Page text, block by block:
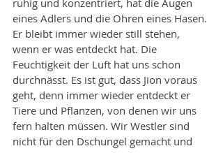
ruhig und konzentriert, hat die Augen
eines Adlers und die Ohren eines Hasen.
Er bleibt immer wieder still stehen,
wenn er was entdeckt hat. Die
Feuchtigkeit der Luft hat uns schon
durchnässt. Es ist gut, dass Jion voraus
geht, denn immer wieder entdeckt er
Tiere und Pflanzen, von denen wir uns
fern halten müssen. Wir Westler sind
nicht für den Dschungel gemacht und